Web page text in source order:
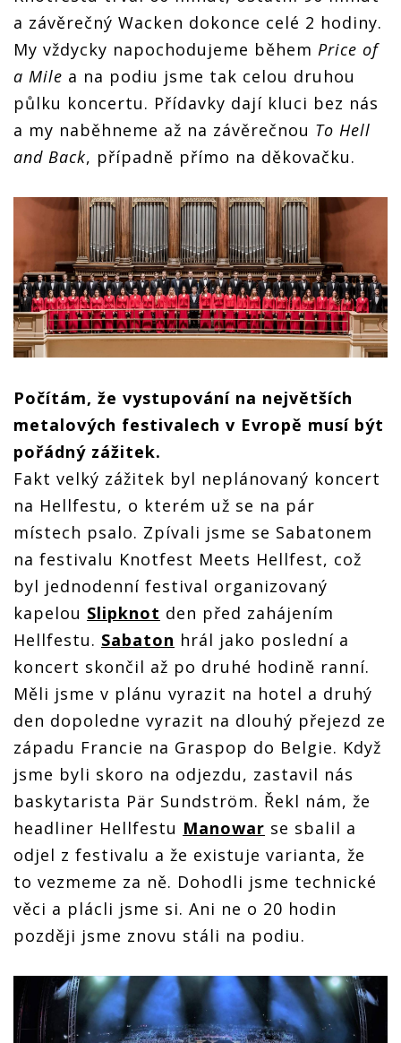
a závěrečný Wacken dokonce celé 2 hodiny.
My vždycky napochodujeme během Price of
a Mile a na podiu jsme tak celou druhou
půlku koncertu. Přídavky dají kluci bez nás
a my naběhneme až na závěrečnou To Hell
and Back, případně přímo na děkovačku.
Počítám, že vystupování na největších
metalových festivalech v Evropě musí být
pořádný zážitek.
Fakt velký zážitek byl neplánovaný koncert
na Hellfestu, o kterém už se na pár
místech psalo. Zpívali jsme se Sabatonem
na festivalu Knotfest Meets Hellfest, což
byl jednodenní festival organizovaný
kapelou Slipknot den před zahájením
Hellfestu. Sabaton hrál jako poslední a
koncert skončil až po druhé hodině ranní.
Měli jsme v plánu vyrazit na hotel a druhý
den dopoledne vyrazit na dlouhý přejezd ze
západu Francie na Graspop do Belgie. Když
jsme byli skoro na odjezdu, zastavil nás
baskytarista Pär Sundström. Řekl nám, že
headliner Hellfestu Manowar se sbalil a
odjel z festivalu a že existuje varianta, že
to vezmeme za ně. Dohodli jsme technické
věci a plácli jsme si. Ani ne o 20 hodin
později jsme znovu stáli na podiu.